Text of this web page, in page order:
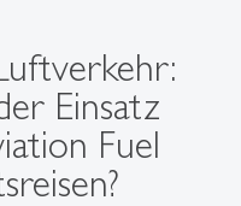
Einsatz
Fuel